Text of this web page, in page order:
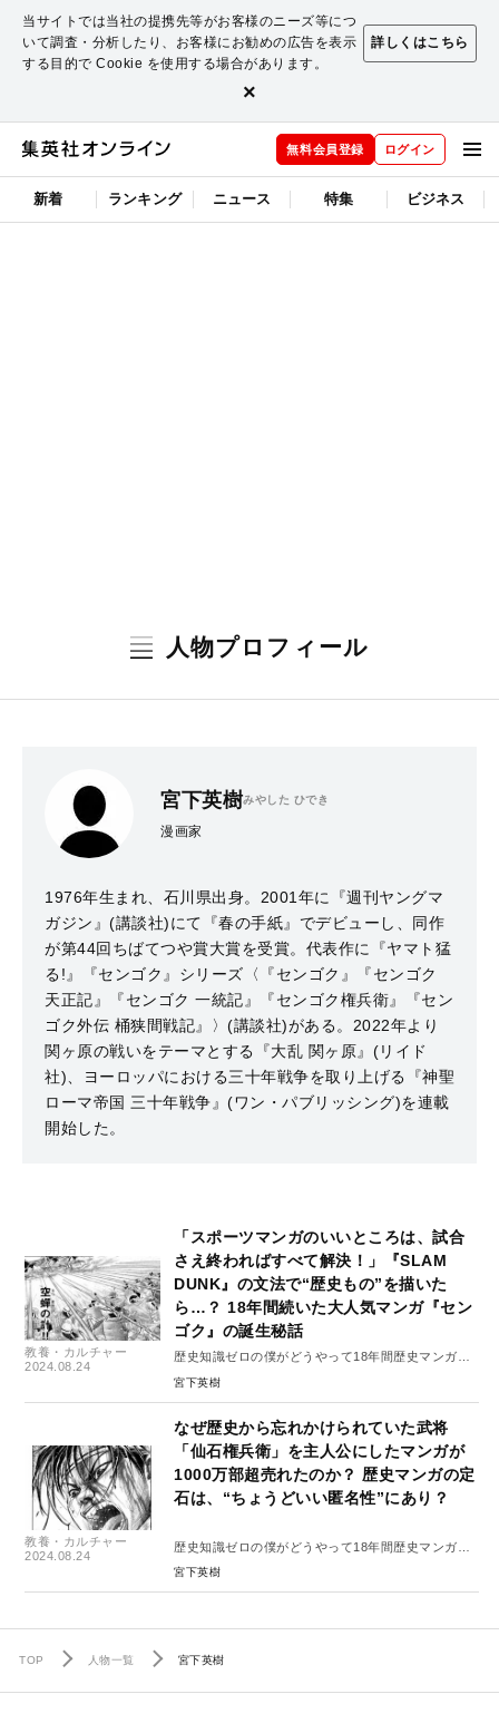
当サイトでは当社の提携先等がお客様のニーズ等につ
いて調査・分析したり、お客様にお勧めの広告を表示
する目的で Cookie を使用する場合があります。
詳しくはこちら
×
無料会員登録 ログイン
新着 ランキング ニュース 特集 ビジネス
人物プロフィール
宮下英樹みやした ひでき
漫画家
1976年生まれ、石川県出身。2001年に『週刊ヤングマ
ガジン』(講談社)にて『春の手紙』でデビューし、同作
が第44回ちばてつや賞大賞を受賞。代表作に『ヤマト猛
る!』『センゴク』シリーズ〈『センゴク』『センゴク
天正記』『センゴク 一統記』『センゴク権兵衛』『セン
ゴク外伝 桶狭間戦記』〉(講談社)がある。2022年より
関ヶ原の戦いをテーマとする『大乱 関ヶ原』(リイド
社)、ヨーロッパにおける三十年戦争を取り上げる『神聖
ローマ帝国 三十年戦争』(ワン・パブリッシング)を連載
開始した。
教養・カルチャー
2024.08.24
「スポーツマンガのいいところは、試合
さえ終わればすべて解決！」『SLAM
DUNK』の文法で“歴史もの”を描いた
ら…？ 18年間続いた大人気マンガ『セン
ゴク』の誕生秘話
歴史知識ゼロの僕がどうやって18年間歴史マンガ
『センゴク』を描き続けられたのか？ #2
宮下英樹
教養・カルチャー
2024.08.24
なぜ歴史から忘れかけられていた武将
「仙石権兵衛」を主人公にしたマンガが
1000万部超売れたのか？ 歴史マンガの定
石は、“ちょうどいい匿名性”にあり？
歴史知識ゼロの僕がどうやって18年間歴史マンガ
『センゴク』を描き続けられたのか？ #1
宮下英樹
TOP 人物一覧 宮下英樹